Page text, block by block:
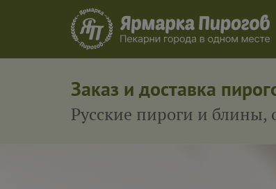
Заказ и доставка
Русские пироги и